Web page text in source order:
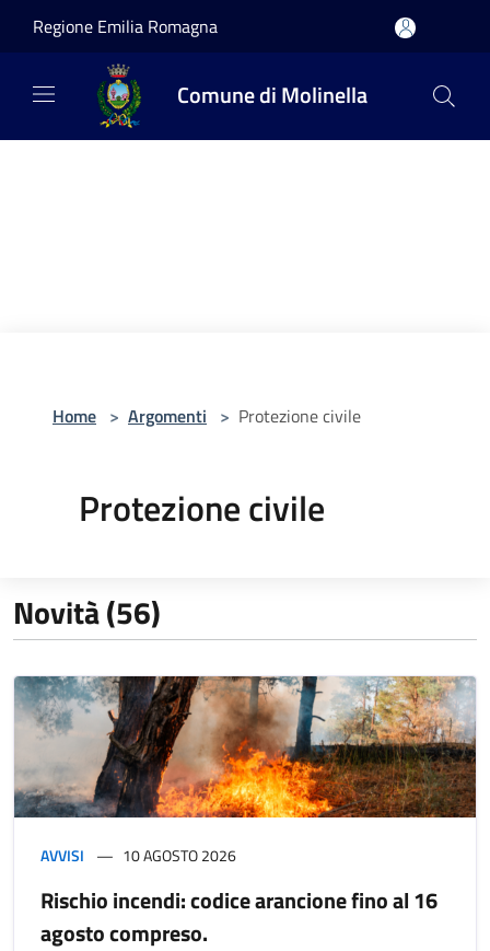
Regione Emilia Romagna
Comune di Molinella
Home > Argomenti > Protezione civile
Protezione civile
Novità (56)
AVVISI 10 AGOSTO 2026
Rischio incendi: codice arancione fino al 16
agosto compreso.